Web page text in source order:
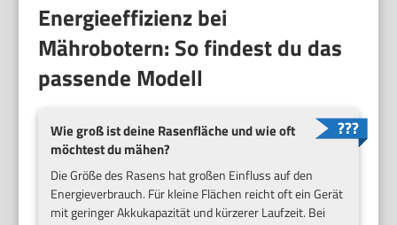
Energieeffizienz bei
Mährobotern: So findest du das
passende Modell
Wie groß ist deine Rasenfläche und wie oft
möchtest du mähen?
Die Größe des Rasens hat großen Einfluss auf den
Energieverbrauch. Für kleine Flächen reicht oft ein Gerät
mit geringer Akkukapazität und kürzerer Laufzeit. Bei